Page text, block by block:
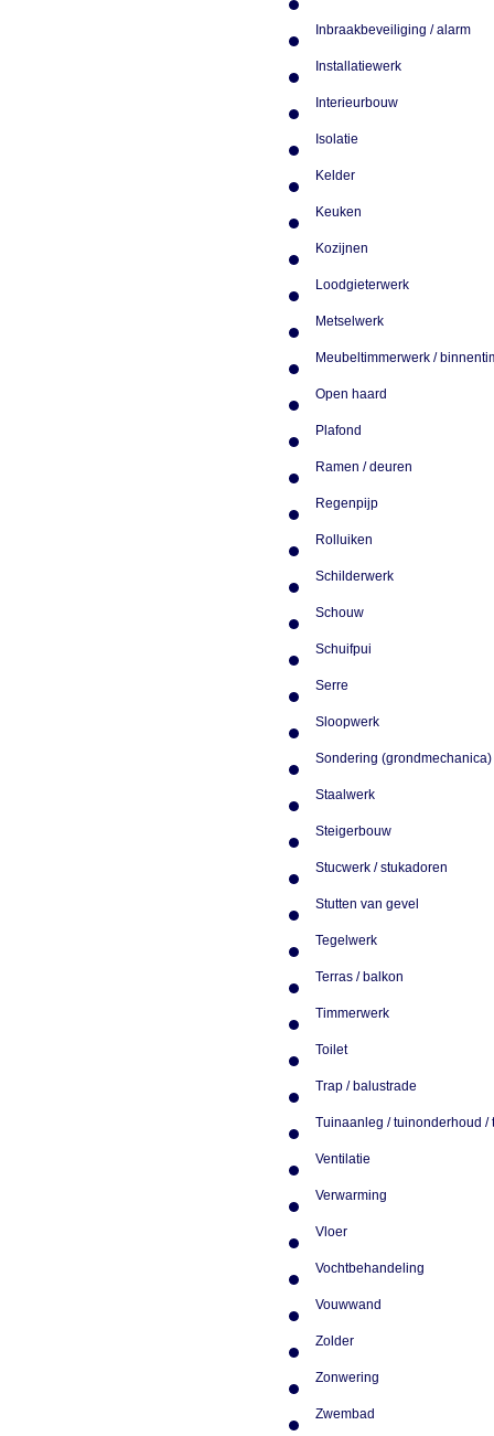
Inbraakbeveiliging / alarm
Installatiewerk
Interieurbouw
Isolatie
Kelder
Keuken
Kozijnen
Loodgieterwerk
Metselwerk
Meubeltimmerwerk /
Open haard
Plafond
Ramen / deuren
Regenpijp
Rolluiken
Schilderwerk
Schouw
Schuifpui
Serre
Sloopwerk
Sondering
Staalwerk
Steigerbouw
Stucwerk / stukadoren
Stutten van gevel
Tegelwerk
Terras / balkon
Timmerwerk
Toilet
Trap / balustrade
Tuinaanleg /
Ventilatie
Verwarming
Vloer
Vochtbehandeling
Vouwwand
Zolder
Zonwering
Zwembad